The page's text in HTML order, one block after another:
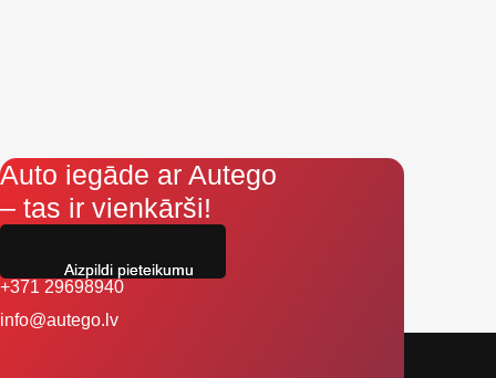
Auto iegāde ar Autego
– tas ir vienkārši!
+371 29698940
info@autego.lv